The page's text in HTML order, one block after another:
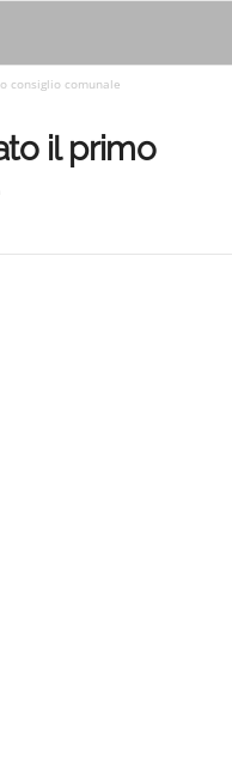
consiglio comunale
il primo